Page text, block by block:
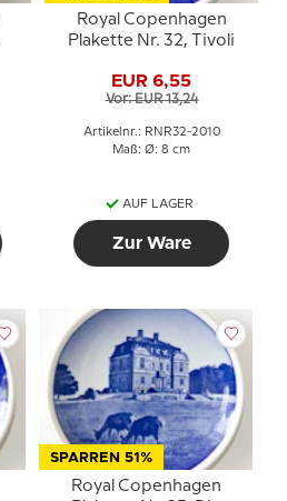
Royal Copenhagen
Plakette Nr. 32, Tivoli
EUR 6,55
Vor: EUR 13,24
Artikelnr.: RNR32-2010
Maß: Ø: 8 cm
AUF LAGER
Zur Ware
SPARREN 51%
Royal Copenhagen